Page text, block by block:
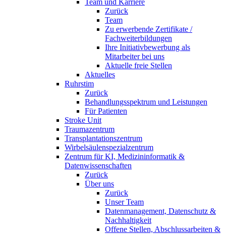
Team und Karriere
Zurück
Team
Zu erwerbende Zertifikate /
Fachweiterbildungen
Ihre Initiativbewerbung als
Mitarbeiter bei uns
Aktuelle freie Stellen
Aktuelles
Ruhrstim
Zurück
Behandlungsspektrum und Leistungen
Für Patienten
Stroke Unit
Traumazentrum
Transplantationszentrum
Wirbelsäulenspezialzentrum
Zentrum für KI, Medizininformatik &
Datenwissenschaften
Zurück
Über uns
Zurück
Unser Team
Datenmanagement, Datenschutz &
Nachhaltigkeit
Offene Stellen, Abschlussarbeiten &